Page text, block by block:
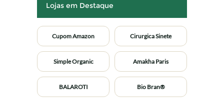
Lojas em Destaque
Cupom Amazon Cirurgica Sinete
Simple Organic Amakha Paris
BALAROTI Bio Bran®